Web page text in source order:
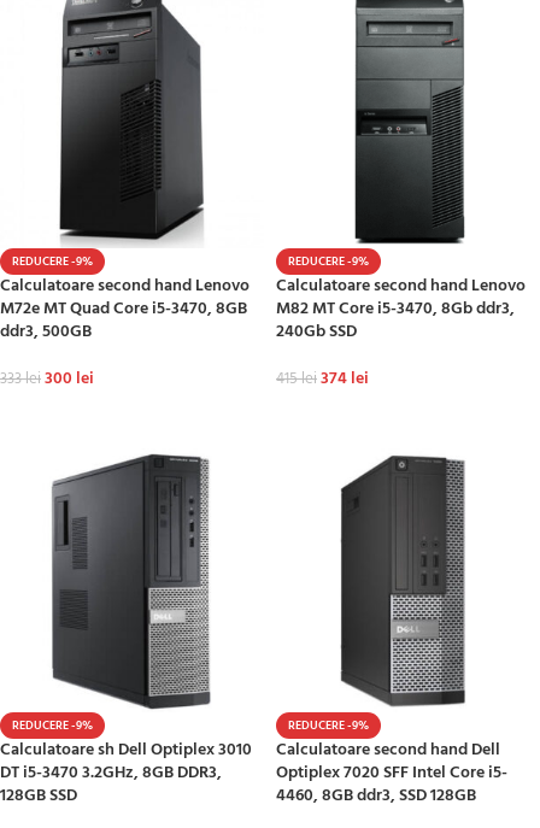
REDUCERE -9%
Calculatoare second hand Lenovo
M72e MT Quad Core i5-3470, 8GB
ddr3, 500GB
333lei300 lei
REDUCERE -9%
Calculatoare second hand Lenovo
M82 MT Core i5-3470, 8Gb ddr3,
240Gb SSD
415lei374lei
REDUCERE -9%
Calculatoare sh Dell Optiplex 3010
DT i5-3470 3.2GHz, 8GB DDR3,
128GB SSD
REDUCERE -9%
Calculatoare second hand Dell
Optiplex 7020 SFF Intel Core i5-
4460, 8GB ddr3, SSD 128GB